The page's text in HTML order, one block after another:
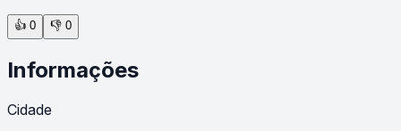
👍 0 👎 0
Informações
Cidade